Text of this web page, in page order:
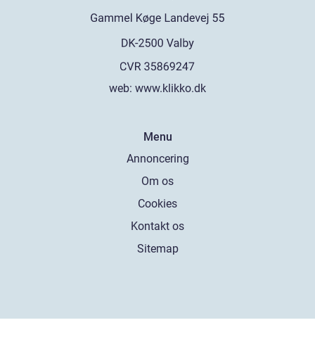
web: www.klikko.dk
Menu
Annoncering
Om os
Cookies
Kontakt os
Sitemap